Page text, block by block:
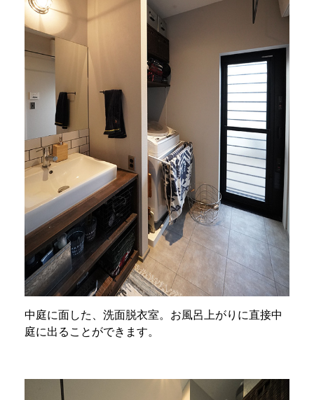
中庭に面した、洗面脱衣室。お風呂上がりに直接中
庭に出ることができます。